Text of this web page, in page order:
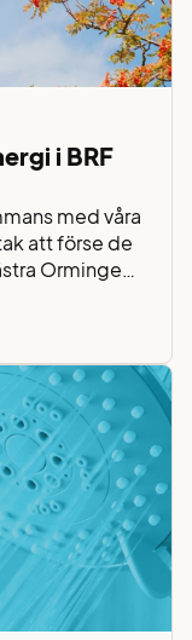
i BRF
med våra
att förse de
Orminge
deras
sju-åtta år